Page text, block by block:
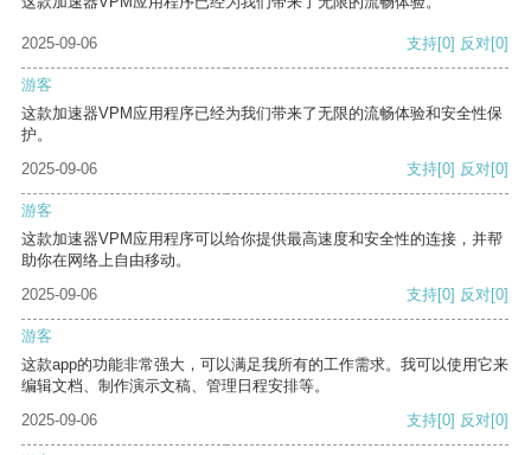
2025-09-06 支持[0] 反对[0]
游客
这款加速器VPM应用程序已经为我们带来了无限的流畅体验和安全性保
护。
2025-09-06
支持[0] 反对[0]
游客
这款加速器VPM应用程序可以给你提供最高速度和安全性的连接，并帮
助你在网络上自由移动。
2025-09-06
支持[0] 反对[0]
游客
这款app的功能非常强大，可以满足我所有的工作需求。我可以使用它来
编辑文档、制作演示文稿、管理日程安排等。
2025-09-06
支持[0] 反对[0]